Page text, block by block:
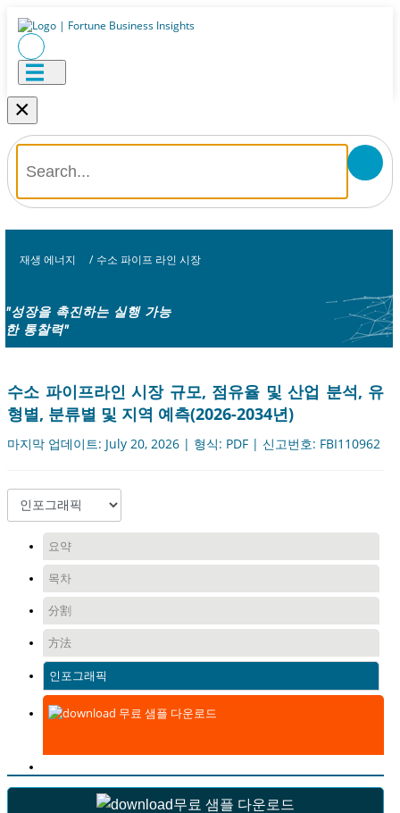
×
재생 에너지 / 수소 파이프 라인 시장
"성장을 촉진하는 실행 가능
한 통찰력"
수소 파이프라인 시장 규모, 점유율 및 산업 분석, 유
형별, 분류별 및 지역 예측(2026-2034년)
마지막 업데이트: July 20, 2026 | 형식: PDF | 신고번호: FBI110962
요약
목차
分割
方法
인포그래픽
무료 샘플 다운로드
무료 샘플 다운로드